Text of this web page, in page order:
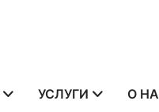
УСЛУГИ О